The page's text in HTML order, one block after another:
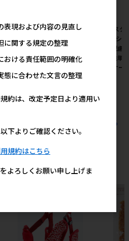
[イースター(直送)]プロステー
ジ ル･シャット 消化器の健康
に配慮 1.2kg/1ケース(6点) ※
発注単位･最低発注数量(混載
メーカー希望小売価格
[イース
ジ ル･シ
康に配
※発注単
載10ケー
のイースター(直送)の人気商品を見る
表現および内容の見直し
に関する規定の整理
おける責任範囲の明確化
態に合わせた文言の整理
約は、改定予定日より適用い
下よりご確認ください。
規約はこちら
よろしくお願い申し上げま